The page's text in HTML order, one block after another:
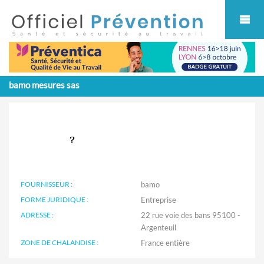
bamo mesures sas
FOURNISSEUR : bamo
FORME JURIDIQUE : Entreprise
ADRESSE :
22 rue voie des bans 95100 -
Argenteuil
ZONE DE CHALANDISE :